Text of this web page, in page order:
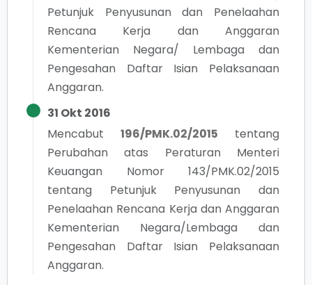
Petunjuk Penyusunan dan Penelaahan
Rencana Kerja dan Anggaran
Kementerian Negara/ Lembaga dan
Pengesahan Daftar Isian Pelaksanaan
Anggaran.
31 Okt 2016
Mencabut
196/PMK.02/2015
tentang
Perubahan atas Peraturan Menteri
Keuangan Nomor 143/PMK.02/2015
tentang Petunjuk Penyusunan dan
Penelaahan Rencana Kerja dan Anggaran
Kementerian Negara/Lembaga dan
Pengesahan Daftar Isian Pelaksanaan
Anggaran.